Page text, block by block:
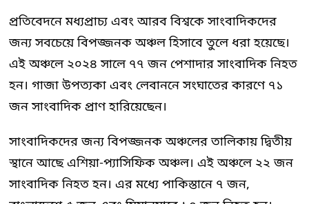
প্রতিবেদনে মধ্যপ্রাচ্য এবং আরব বিশ্বকে সাংবাদিকদের
জন্য সবচেয়ে বিপজ্জনক অঞ্চল হিসাবে তুলে ধরা হয়েছে।
এই অঞ্চলে ২০২৪ সালে ৭৭ জন পেশাদার সাংবাদিক নিহত
হন। গাজা উপত্যকা এবং লেবাননে সংঘাতের কারণে ৭১
জন সাংবাদিক প্রাণ হারিয়েছেন।
সাংবাদিকদের জন্য বিপজ্জনক অঞ্চলের তালিকায় দ্বিতীয়
স্থানে আছে এশিয়া-প্যাসিফিক অঞ্চল। এই অঞ্চলে ২২ জন
সাংবাদিক নিহত হন। এর মধ্যে পাকিস্তানে ৭ জন,